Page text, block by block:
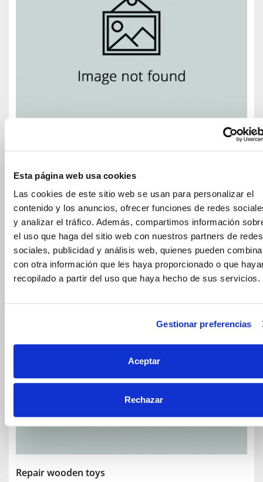
Esta página web usa cookies
Las cookies de este sitio web se usan para personalizar el
contenido y los anuncios, ofrecer funciones de redes
y analizar el tráfico. Además, compartimos información
el uso que haga del sitio web con nuestros partners de redes
sociales, publicidad y análisis web, quienes pueden
con otra información que les haya proporcionado o que
recopilado a partir del uso que haya hecho de sus servicios.
Gestionar preferencias
Aceptar
Rechazar
“Removable” fixings
Repair wooden toys